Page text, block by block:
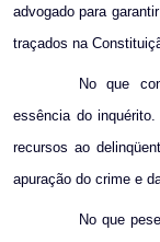
advogado para
traçados na
No que
essência do
recursos ao
apuração do crime e
No que